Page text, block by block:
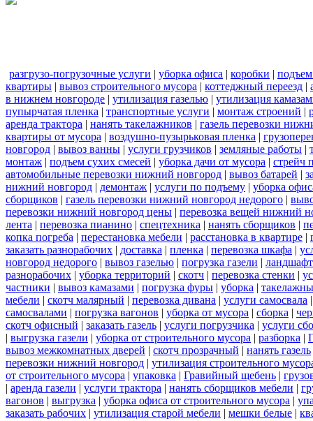
разгрузо-погрузочные услуги | уборка офиса | коробки |
квартиры | вывоз строительного мусора | коттеджный переезд |
в нижнем новгороде | утилизация газелью | утилизация
пупырчатая пленка | транспортные услуги | монтаж строений |
аренда трактора | нанять такелажников | газель перевозки
квартиры от мусора | воздушно-пузырьковая пленка |
новгород | вывоз ванны | услуги грузчиков | земляные работы |
монтаж | подъем сухих смесей | уборка дачи от мусора | стрейч
автомобильные перевозки нижний новгород | вывоз батарей |
нижний новгород | демонтаж | услуги по подъему | уборка
сборщиков | газель перевозки нижний новгород недорого |
перевозки нижний новгород цены | перевозка вещей нижний
лента | перевозка пианино | спецтехника | нанять сборщиков |
копка погреба | перестановка мебели | расстановка в квартире |
заказать разнорабочих | доставка | пленка | перевозка шкафа |
новгород недорого | вывоз газелью | погрузка газели |
разнорабочих | уборка территорий | скотч | перевозка стенки |
частники | вывоз камазами | погрузка фуры | уборка |
мебели | скотч малярный | перевозка дивана | услуги самосвала
самосвалами | погрузка вагонов | уборка от мусора | сборка |
скотч офисный | заказать газель | услуги погрузчика | услуги
| выгрузка газели | уборка от строительного мусора | разборка |
вывоз межкомнатных дверей | скотч прозрачный | нанять газель
перевозки нижний новгород | утилизация строительного
от строительного мусора | упаковка | Гравийный щебень |
| аренда газели | услуги трактора | нанять сборщиков мебели |
вагонов | выгрузка | уборка офиса от строительного мусора |
заказать рабочих | утилизация старой мебели | мешки белые |